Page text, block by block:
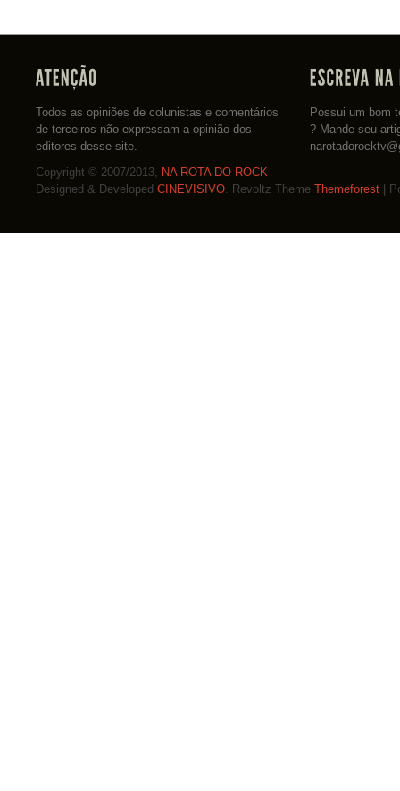
Todos as opiniões de colunistas e comentários
de terceiros não expressam a opinião dos
editores desse site.
Possui um bom
? Mande seu
Copyright © 2007/2013, NA ROTA DO ROCK
Designed & Developed CINEVISIVO. Revoltz Theme Themeforest |